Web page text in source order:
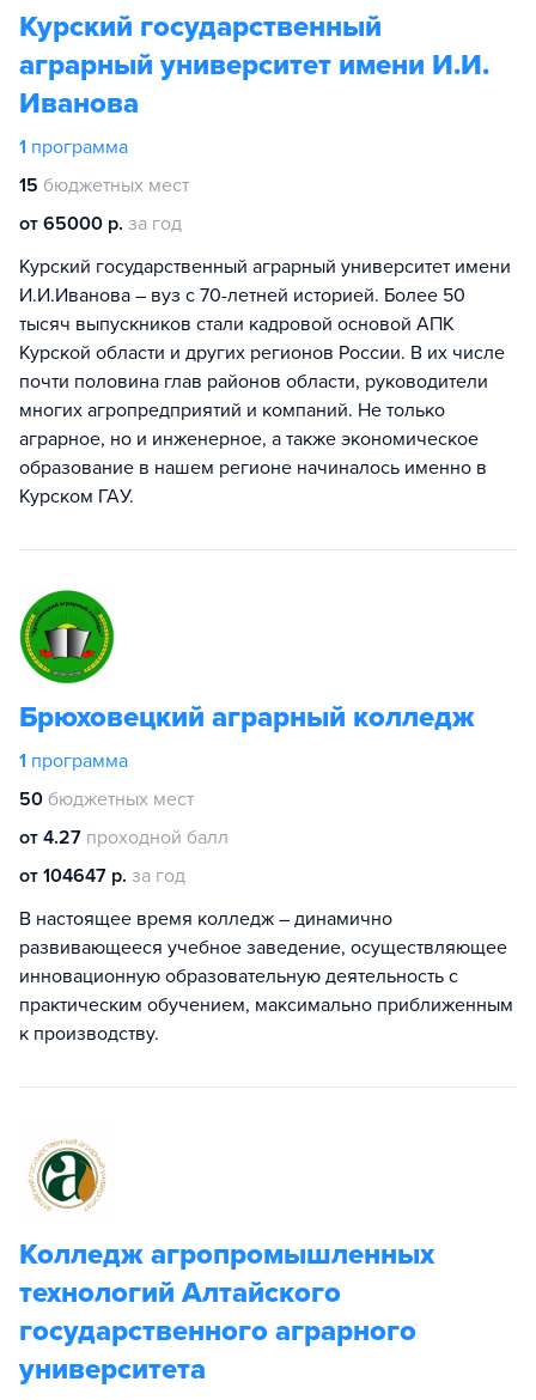
Курский государственный
аграрный университет имени И.И.
Иванова
1 программа
15 бюджетных мест
от 65000 р. за год
Курский государственный аграрный университет имени
И.И.Иванова – вуз с 70-летней историей. Более 50
тысяч выпускников стали кадровой основой АПК
Курской области и других регионов России. В их числе
почти половина глав районов области, руководители
многих агропредприятий и компаний. Не только
аграрное, но и инженерное, а также экономическое
образование в нашем регионе начиналось именно в
Курском ГАУ.
Брюховецкий аграрный колледж
1 программа
50 бюджетных мест
от 4.27 проходной балл
от 104647 р. за год
В настоящее время колледж – динамично
развивающееся учебное заведение, осуществляющее
инновационную образовательную деятельность с
практическим обучением, максимально приближенным
к производству.
Колледж агропромышленных
технологий Алтайского
государственного аграрного
университета